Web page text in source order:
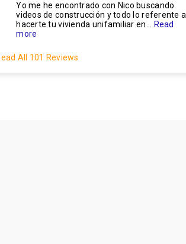
Yo me he encontrado con Nico buscando
videos de construcción y todo lo referente a
hacerte tu vivienda unifamiliar en...
Read
more
All 101 Reviews